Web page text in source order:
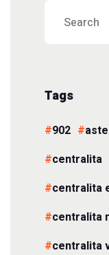
Tags
902
centralita
centralita
centralita
centralita